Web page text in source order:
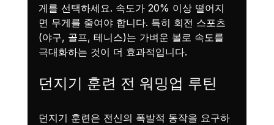
게를 선택하세요. 속도가 20% 이상 떨어지
면 무게를 줄여야 합니다. 특히 회전 스포츠
(야구, 골프, 테니스)는 가벼운 볼로 속도를
극대화하는 것이 더 효과적입니다.
던지기 훈련 전 워밍업 루틴
던지기 훈련은 전신의 폭발적 동작을 요구하